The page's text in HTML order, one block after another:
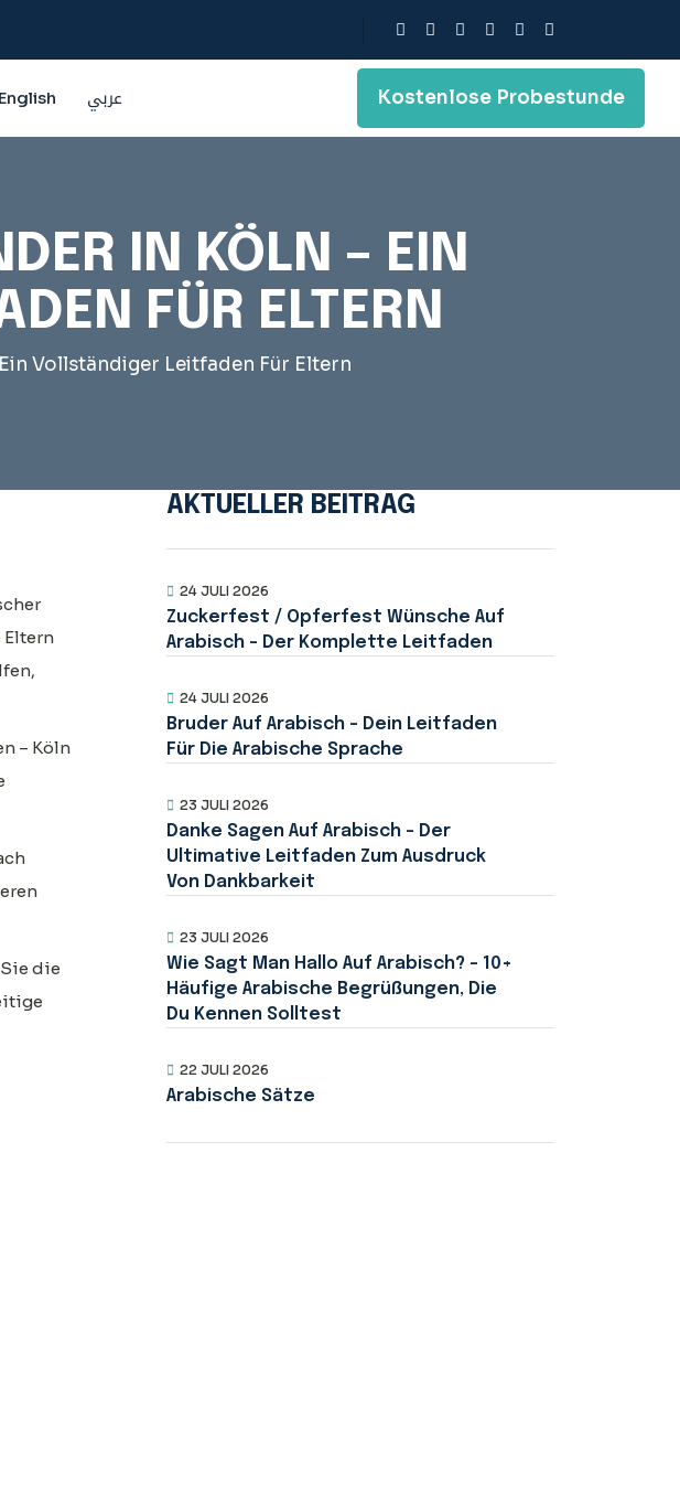
English عربي Kostenlose Probestunde
IN KÖLN – EIN
FÜR ELTERN
Vollständiger Leitfaden Für Eltern
– Köln
die
AKTUELLER BEITRAG
24 JULI 2026
Zuckerfest / Opferfest Wünsche Auf
Arabisch – Der Komplette Leitfaden
24 JULI 2026
Bruder Auf Arabisch – Dein Leitfaden
Für Die Arabische Sprache
23 JULI 2026
Danke Sagen Auf Arabisch – Der
Ultimative Leitfaden Zum Ausdruck
Von Dankbarkeit
23 JULI 2026
Wie Sagt Man Hallo Auf Arabisch? – 10+
Häufige Arabische Begrüßungen, Die
Du Kennen Solltest
22 JULI 2026
Arabische Sätze